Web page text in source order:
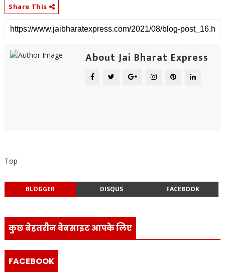
Share This
About Jai Bharat Express
Top
BLOGGER DISQUS FACEBOOK
कुछ बेहतरीन वेबसाइट आपके लिए
FACEBOOK